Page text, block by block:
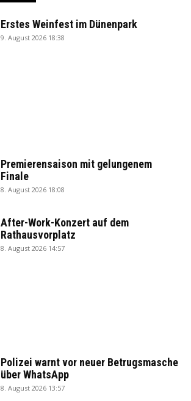
Erstes Weinfest im Dünenpark
9. August 2026 18:38
Premierensaison mit gelungenem
Finale
8. August 2026 18:08
After-Work-Konzert auf dem
Rathausvorplatz
8. August 2026 14:57
Polizei warnt vor neuer Betrugsmasche
über WhatsApp
8. August 2026 13:57